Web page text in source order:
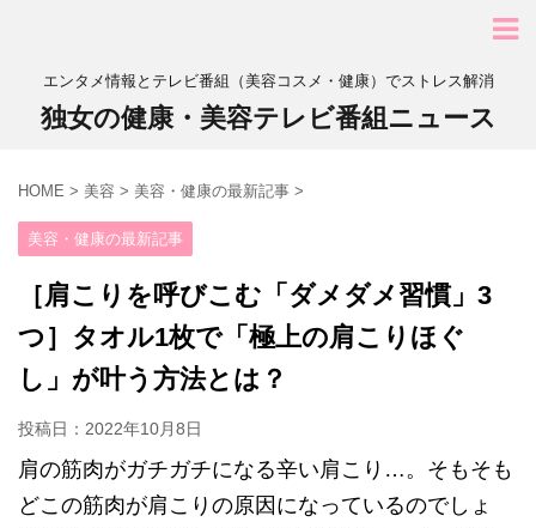
エンタメ情報とテレビ番組（美容コスメ・健康）でストレス解消
独女の健康・美容テレビ番組ニュース
HOME > 美容 > 美容・健康の最新記事 >
美容・健康の最新記事
［肩こりを呼びこむ「ダメダメ習慣」3
つ］タオル1枚で「極上の肩こりほぐ
し」が叶う方法とは？
投稿日： 2022年10月8日
肩の筋肉がガチガチになる辛い肩こり…。そもそも
どこの筋肉が肩こりの原因になっているのでしょ